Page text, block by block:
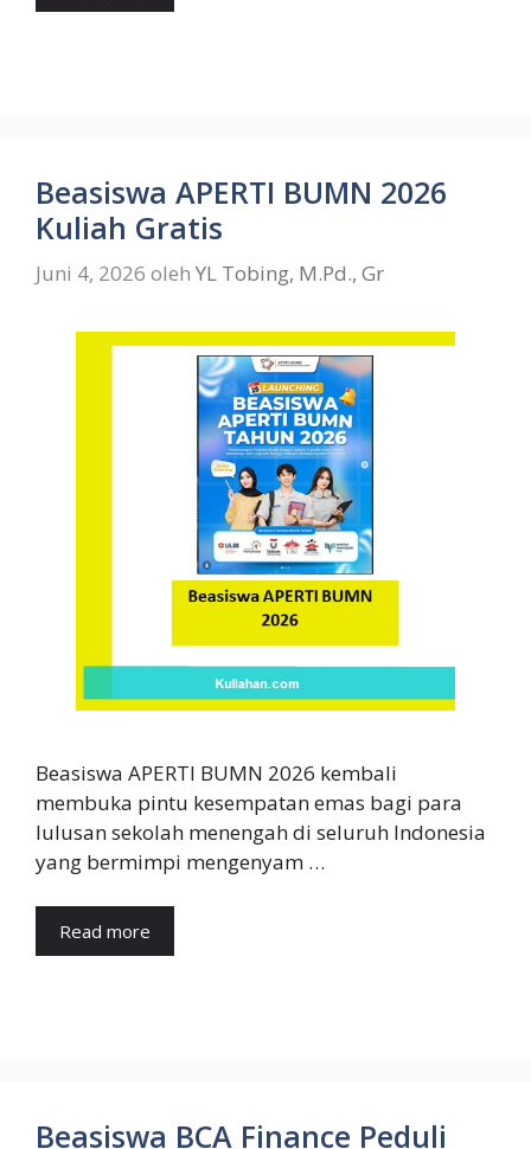
Beasiswa APERTI BUMN 2026
Kuliah Gratis
Juni 4, 2026 oleh YL Tobing, M.Pd., Gr
Beasiswa APERTI BUMN 2026 kembali
membuka pintu kesempatan emas bagi para
lulusan sekolah menengah di seluruh Indonesia
yang bermimpi mengenyam …
Read more
Beasiswa BCA Finance Peduli